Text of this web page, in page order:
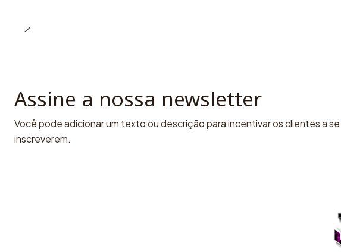
Assine a nossa newsletter
Você pode adicionar um texto ou descrição para incentivar os clientes a se
inscreverem.